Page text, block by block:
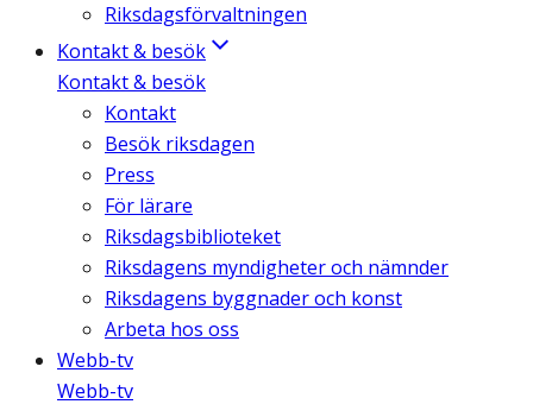
Riksdagsförvaltningen
Kontakt & besök
Kontakt & besök
Kontakt
Besök riksdagen
Press
För lärare
Riksdagsbiblioteket
Riksdagens myndigheter och nämnder
Riksdagens byggnader och konst
Arbeta hos oss
Webb-tv
Webb-tv